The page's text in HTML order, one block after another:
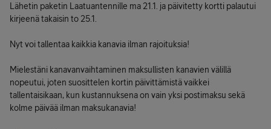
Lähetin paketin Laatuantennille ma 21.1. ja päivitetty kortti palautui
kirjeenä takaisin to 25.1.
Nyt voi tallentaa kaikkia kanavia ilman rajoituksia!
Mielestäni kanavanvaihtaminen maksullisten kanavien välillä
nopeutui, joten suosittelen kortin päivittämistä vaikkei
tallentaisikaan, kun kustannuksena on vain yksi postimaksu sekä
kolme päivää ilman maksukanavia!